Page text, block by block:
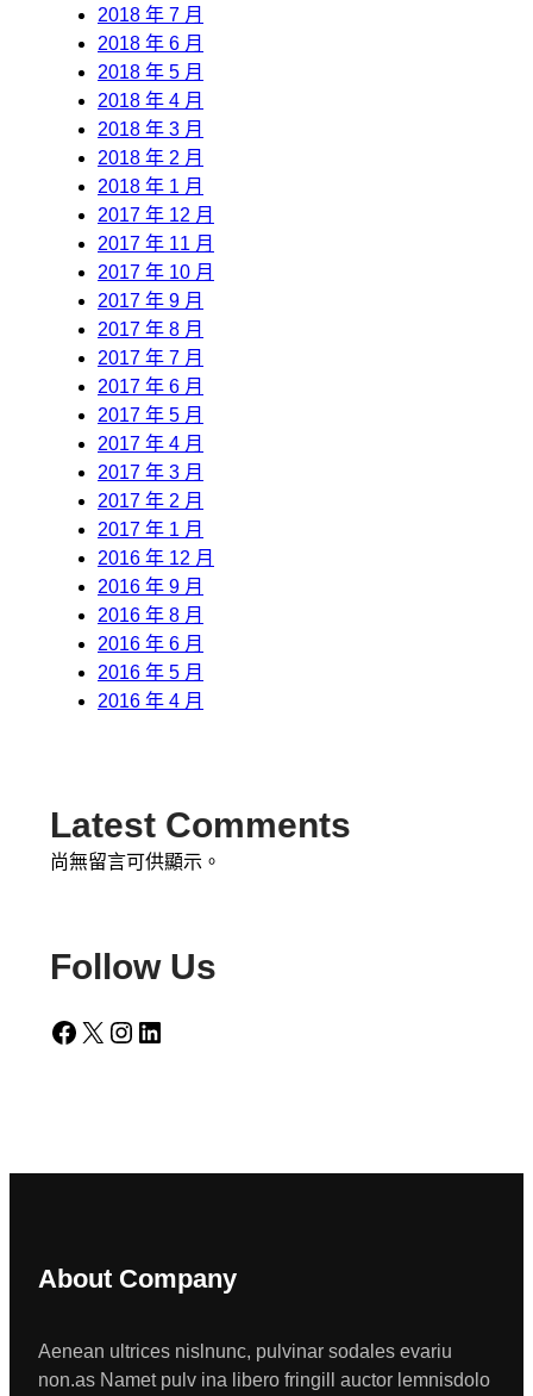
2018 年 7 月
2018 年 6 月
2018 年 5 月
2018 年 4 月
2018 年 3 月
2018 年 2 月
2018 年 1 月
2017 年 12 月
2017 年 11 月
2017 年 10 月
2017 年 9 月
2017 年 8 月
2017 年 7 月
2017 年 6 月
2017 年 5 月
2017 年 4 月
2017 年 3 月
2017 年 2 月
2017 年 1 月
2016 年 12 月
2016 年 9 月
2016 年 8 月
2016 年 6 月
2016 年 5 月
2016 年 4 月
Latest Comments
尚無留言可供顯示。
Follow Us
Facebook X Instagram LinkedIn
About Company
Aenean ultrices nislnunc, pulvinar sodales evariu
non.as Namet pulv ina libero fringill auctor lemnisdolo